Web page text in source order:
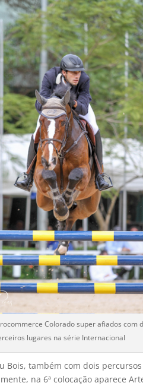
Colorado super afiados com
lugares na série Internacional
também com dois
na 6ª colocação aparece